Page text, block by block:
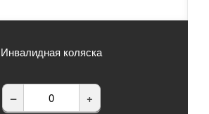
Инвалидная коляска
– +